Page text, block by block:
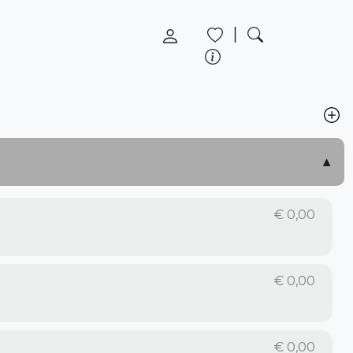
|
€ 0,00
€ 0,00
€ 0,00